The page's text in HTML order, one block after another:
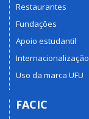
Restaurantes
Fundações
Apoio estudantil
Internacionalização
Uso da marca UFU
FACIC